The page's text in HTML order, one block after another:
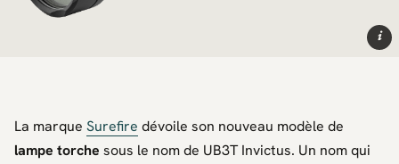
i
La marque Surefire dévoile son nouveau modèle de
lampe torche sous le nom de UB3T Invictus. Un nom qui